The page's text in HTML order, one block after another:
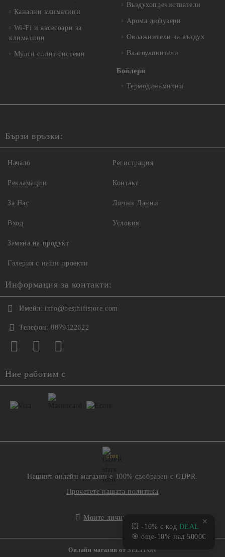
Канални климатици
Wi-Fi и аксесоари за
климатици
Мулти сплит системи
Въздухопречистватели
Арома дифузери
Овлажнители за въздух
Влагоуловители
Бойлери
Термодинамични
Бързи връзки:
Начало
Рекламации
За Нас
Вход
Регистрация
Контакт
Лични Данни
Условия
Замяна на продукт
Галерия с наши проекти
Информация за контакти:
Имейл: info@besthifistore.com
Телефон: 0879122622
Ние работим с
GDPR
Нашият онлайн магазин е 100% съобразен с GDPR.
Прочетете нашата политика
Моите лични данни
Онлайн магазин от SELITON
💥 -10% с код DEAL
🎯 още-10% над 5000€
✕